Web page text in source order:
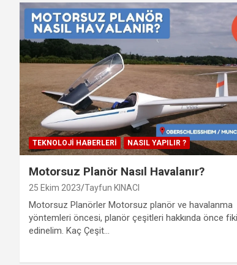
TEKNOLOJI HABERLERI NASIL YAPILIR ?
Motorsuz Planör Nasıl Havalanır?
25 Ekim 2023 Tayfun KINACI
Motorsuz Planörler Motorsuz planör ve havalanma
yöntemleri öncesi, planör çeşitleri hakkında önce
edinelim. Kaç Çeşit…